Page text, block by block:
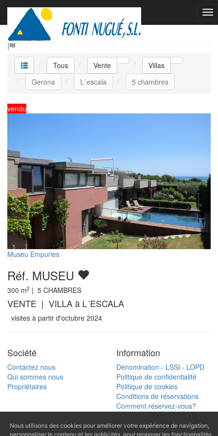
Vente Villas
Tous Vente
Villas
Gerona
L´escala 5 chambres
vendu
Museu Empuries
Réf. MUSEU
300 m2 | 5 CHAMBRES
VENTE | VILLA à L´ESCALA
visites à partir d'octubre 2024
Société
Contactez nous
Qui sommes nous
Propriétaires
Information
Dénomination - LSSI - LOPD
Politique de confidentialité
Politique de cookies
Conditions de réservations
Comment réservez-vous?
Nous utilisons des cookies pour améliorer votre expérience de navigation,
personnaliser le contenu et les publicités, pour proposer les fonctionnalités